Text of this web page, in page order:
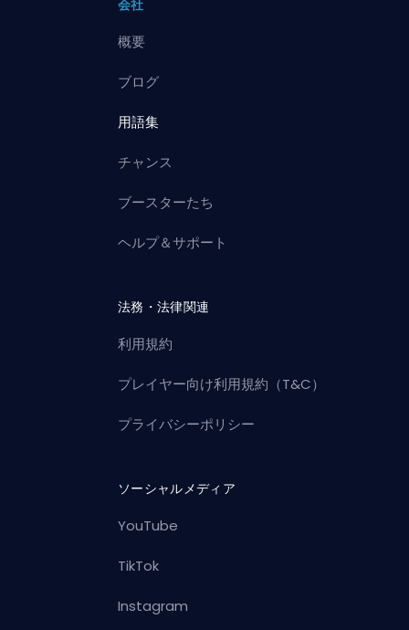
会社
概要
ブログ
用語集
チャンス
ブースターたち
ヘルプ＆サポート
法務・法律関連
利用規約
プレイヤー向け利用規約（T&C）
プライバシーポリシー
ソーシャルメディア
YouTube
TikTok
Instagram